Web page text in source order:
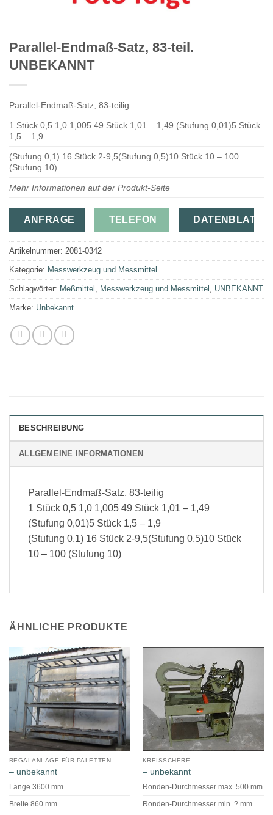
Parallel-Endmaß-Satz, 83-teil.
UNBEKANNT
Parallel-Endmaß-Satz, 83-teilig
1 Stück 0,5 1,0 1,005 49 Stück 1,01 – 1,49 (Stufung 0,01)5 Stück
1,5 – 1,9
(Stufung 0,1) 16 Stück 2-9,5(Stufung 0,5)10 Stück 10 – 100
(Stufung 10)
Mehr Informationen auf der Produkt-Seite
ANFRAGE TELEFON DATENBLATT
Artikelnummer: 2081-0342
Kategorie: Messwerkzeug und Messmittel
Schlagwörter: Meßmittel , Messwerkzeug und Messmittel , UNBEKANNT
Marke: Unbekannt
BESCHREIBUNG
ALLGEMEINE INFORMATIONEN
Parallel-Endmaß-Satz, 83-teilig
1 Stück 0,5 1,0 1,005 49 Stück 1,01 – 1,49
(Stufung 0,01)5 Stück 1,5 – 1,9
(Stufung 0,1) 16 Stück 2-9,5(Stufung 0,5)10 Stück
10 – 100 (Stufung 10)
ÄHNLICHE PRODUKTE
REGALANLAGE FÜR PALETTEN
– unbekannt
Länge 3600 mm
Breite 860 mm
KREISSCHERE
– unbekannt
Ronden-Durchmesser max. 500 mm
Ronden-Durchmesser min. ? mm